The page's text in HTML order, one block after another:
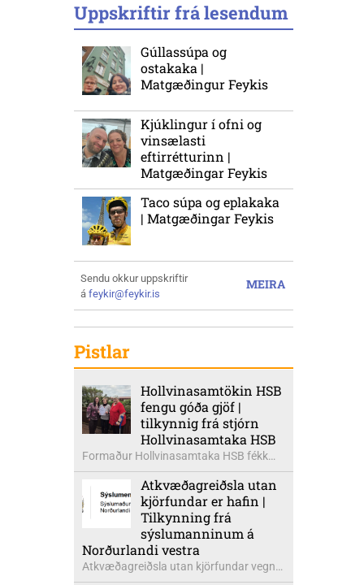
Uppskriftir frá lesendum
Gúllassúpa og
ostakaka |
Matgæðingur Feykis
Kjúklingur í ofni og
vinsælasti
eftirrétturinn |
Matgæðingar Feykis
Taco súpa og eplakaka
| Matgæðingar Feykis
MEIRA
Sendu okkur uppskriftir
á feykir@feykir.is
Pistlar
Hollvinasamtökin HSB
fengu góða gjöf |
tilkynnig frá stjórn
Hollvinasamtaka HSB
Formaður Hollvinasamtaka HSB fékk
heldur betur góða heimsók þann 5.
ágúst síðastliðinn. Þarna voru mættar
þær Ingibjörg á Auðólfsstöðum
formaður Kvenfélags
Bólstaðarhlíðarhrepps og Guðrún á
Auðkúlu formaður Kvenfélags
Svínavatnshrepps. Afhentu þær
Atkvæðagreiðsla utan
kjörfundar er hafin |
Tilkynning frá
sýslumanninum á
Norðurlandi vestra
Atkvæðagreiðsla utan kjörfundar vegna